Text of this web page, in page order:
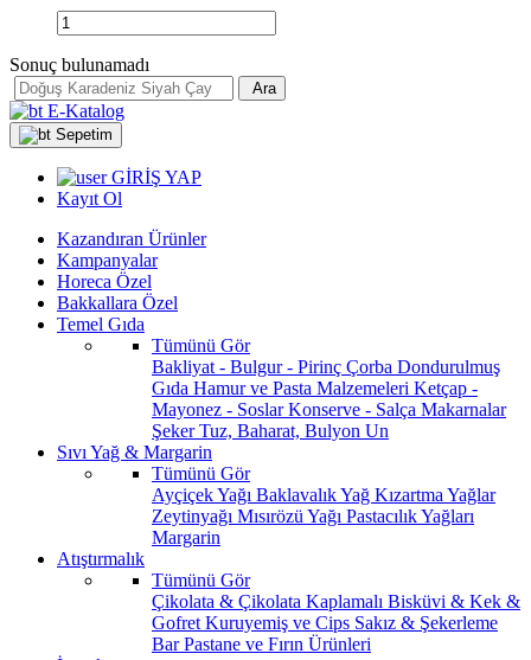
Sonuç bulunamadı
Ara
E-Katalog
Sepetim
GİRİŞ YAP
Kayıt Ol
Kazandıran Ürünler
Kampanyalar
Horeca Özel
Bakkallara Özel
Temel Gıda
Tümünü Gör
Bakliyat - Bulgur - Pirinç Çorba Dondurulmuş
Gıda Hamur ve Pasta Malzemeleri Ketçap -
Mayonez - SoslarKonserve - Salça Makarnalar
ŞekerTuz, Baharat, Bulyon Un
Sıvı Yağ & Margarin
Tümünü Gör
Ayçiçek Yağı Baklavalık Yağ Kızartma Yağlar
Zeytinyağı Mısırözü Yağı Pastacılık Yağları
Margarin
Atıştırmalık
Tümünü Gör
Çikolata & Çikolata Kaplamalı Bisküvi & Kek &
Gofret Kuruyemiş ve Cips Sakız & Şekerleme
BarPastane ve Fırın Ürünleri